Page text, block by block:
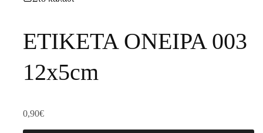
ΕΤΙΚΕΤΑ ΟΝΕΙΡΑ 003
12x5cm
0,90€